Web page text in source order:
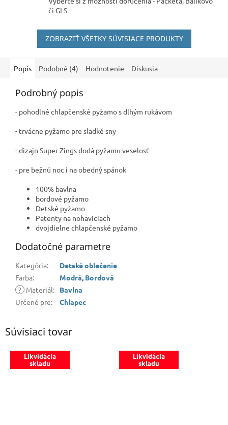
či GLS
ZOBRAZIŤ VŠETKY SÚVISIACE PRODUKTY
Popis Podobné (4) Hodnotenie Diskusia
Podrobný popis
- pohodlné chlapčenské pyžamo s dlhým rukávom
- trvácne pyžamo pre sladké sny
- dizajn Super Zings dodá pyžamu veselosť
- pre bežnú noc i na obedný spánok
100% bavlna
bordové pyžamo
Detské pyžamo
Patenty na nohaviciach
dvojdielne chlapčenské pyžamo
Dodatočné parametre
Kategória:
Detské oblečenie
Farba: Modrá, Bordová
? Materiál:
Bavlna
Určené pre: Chlapec
Súvisiaci tovar
Likvidácia
skladu
Likvidácia
skladu